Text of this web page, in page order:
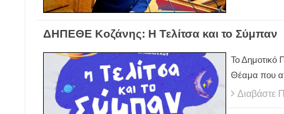
ΔΗΠΕΘΕ Κοζάνης: Η Τελίτσα και το Σύμπαν
Το Δημοτικό
Θέαμα που
Διαβάστε